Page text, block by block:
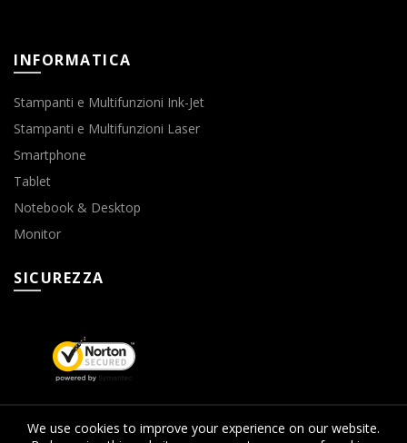
INFORMATICA
Stampanti e Multifunzioni Ink-Jet
Stampanti e Multifunzioni Laser
Smartphone
Tablet
Notebook & Desktop
Monitor
SICUREZZA
We use cookies to improve your experience on our website.